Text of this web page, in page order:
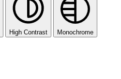
High Contrast Monochrome